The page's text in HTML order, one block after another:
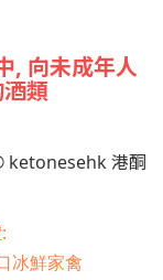
, 向未成年人
類
ketonesehk 港酮
冰鮮家禽